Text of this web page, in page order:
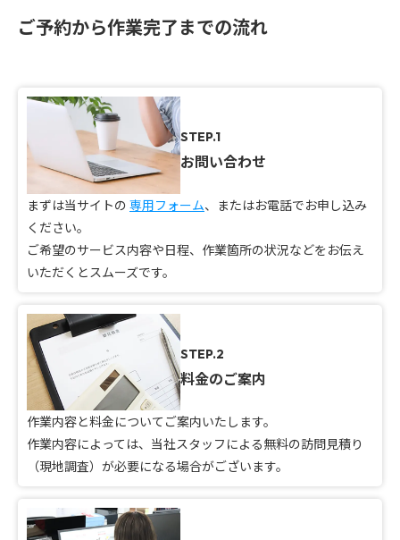
ご予約から作業完了までの流れ
STEP.1
お問い合わせ
まずは当サイトの 専用フォーム、またはお電話でお申し込み
ください。
ご希望のサービス内容や日程、作業箇所の状況などをお伝え
いただくとスムーズです。
STEP.2
料金のご案内
作業内容と料金についてご案内いたします。
作業内容によっては、当社スタッフによる無料の訪問見積り
（現地調査）が必要になる場合がございます。